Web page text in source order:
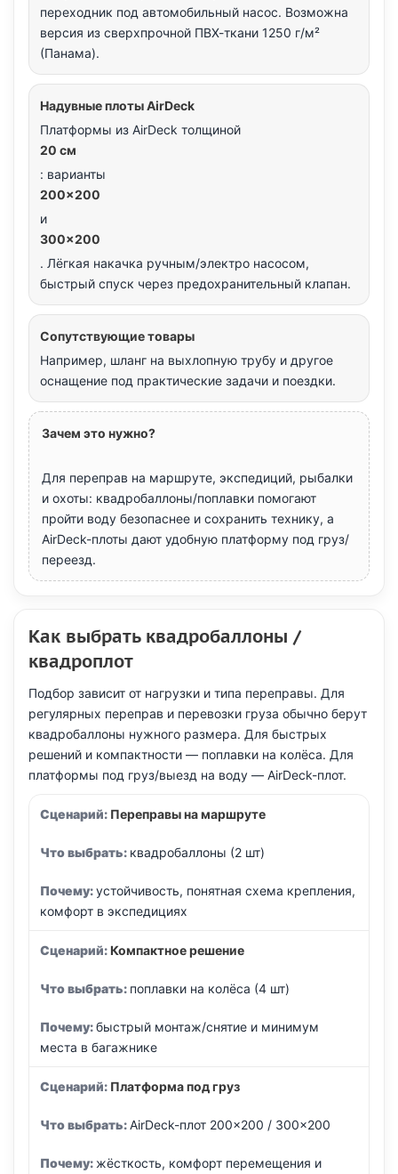
переходник под автомобильный насос. Возможна
версия из сверхпрочной ПВХ-ткани 1250 г/м²
(Панама).
Надувные плоты AirDeck
Платформы из AirDeck толщиной
20 см
: варианты
200×200
и
300×200
. Лёгкая накачка ручным/электро насосом,
быстрый спуск через предохранительный клапан.
Сопутствующие товары
Например, шланг на выхлопную трубу и другое
оснащение под практические задачи и поездки.
Зачем это нужно?
Для переправ на маршруте, экспедиций, рыбалки
и охоты: квадробаллоны/поплавки помогают
пройти воду безопаснее и сохранить технику, а
AirDeck-плоты дают удобную платформу под груз/
переезд.
Как выбрать квадробаллоны /
квадроплот
Подбор зависит от нагрузки и типа переправы. Для
регулярных переправ и перевозки груза обычно берут
квадробаллоны нужного размера. Для быстрых
решений и компактности — поплавки на колёса. Для
платформы под груз/выезд на воду — AirDeck-плот.
Переправы на маршруте
квадробаллоны (2 шт)
устойчивость, понятная схема крепления,
комфорт в экспедициях
Компактное решение
поплавки на колёса (4 шт)
быстрый монтаж/снятие и минимум
места в багажнике
Платформа под груз
AirDeck-плот 200×200 / 300×200
жёсткость, комфорт перемещения и